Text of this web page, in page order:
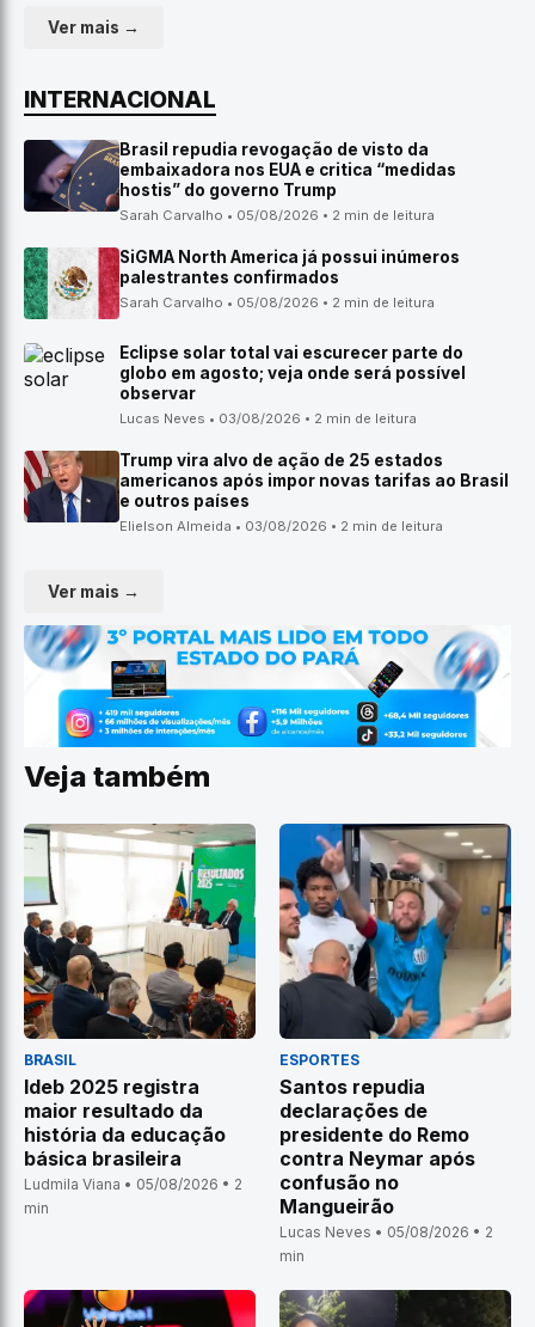
Ver mais →
INTERNACIONAL
Brasil repudia revogação de visto da
embaixadora nos EUA e critica “medidas
hostis” do governo Trump
Sarah Carvalho • 05/08/2026 • 2 min de leitura
SiGMA North America já possui inúmeros
palestrantes confirmados
Sarah Carvalho • 05/08/2026 • 2 min de leitura
Eclipse solar total vai escurecer parte do
globo em agosto; veja onde será possível
observar
Lucas Neves • 03/08/2026 • 2 min de leitura
Trump vira alvo de ação de 25 estados
americanos após impor novas tarifas ao Brasil
e outros países
Elielson Almeida • 03/08/2026 • 2 min de leitura
Ver mais →
Veja também
BRASIL
Ideb 2025 registra
maior resultado da
história da educação
básica brasileira
Ludmila Viana • 05/08/2026 • 2
min
ESPORTES
Santos repudia
declarações de
presidente do Remo
contra Neymar após
confusão no
Mangueirão
Lucas Neves • 05/08/2026 • 2
min